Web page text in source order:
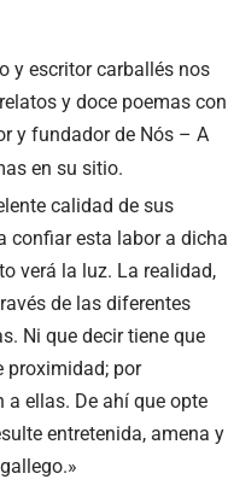
y escritor carballés nos
y doce poemas con
y fundador de Nós – A
en su sitio.
calidad de sus
confiar esta labor a dicha
verá la luz. La realidad,
de las diferentes
Ni que decir tiene que
proximidad; por
a ellas. De ahí que opte
entretenida, amena y